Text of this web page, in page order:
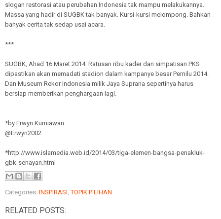
slogan restorasi atau perubahan Indonesia tak mampu melakukannya.
Massa yang hadir di SUGBK tak banyak. Kursi-kursi melompong. Bahkan
banyak cerita tak sedap usai acara.
***
SUGBK, Ahad 16 Maret 2014. Ratusan ribu kader dan simpatisan PKS
dipastikan akan memadati stadion dalam kampanye besar Pemilu 2014.
Dan Museum Rekor Indonesia milik Jaya Suprana sepertinya harus
bersiap memberikan penghargaan lagi.
*by Erwyn Kurniawan
@Erwyn2002
*http://www.islamedia.web.id/2014/03/tiga-elemen-bangsa-penakluk-
gbk-senayan.html
Categories: INSPIRASI ,TOPIK PILIHAN
RELATED POSTS: